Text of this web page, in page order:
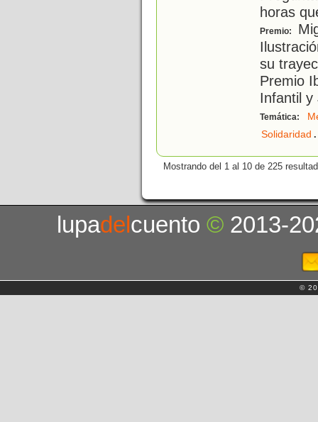
horas
Premio:
su
Premio
Infantil y
Temática:
Solidaridad .
Mostrando del 1 al 10 de 225
lupadelcuento© 2013-
©